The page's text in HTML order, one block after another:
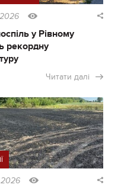
у Рівному
рекордну
Читати далі